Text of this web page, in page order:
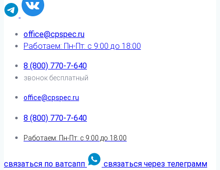
office@cpspec.ru
Работаем: Пн-Пт: с 9:00 до 18:00
8 (800) 770-7-640
звонок бесплатный
office@cpspec.ru
8 (800) 770-7-640
Работаем: Пн-Пт: с 9:00 до 18:00
связаться по ватсапп
связаться через телеграмм